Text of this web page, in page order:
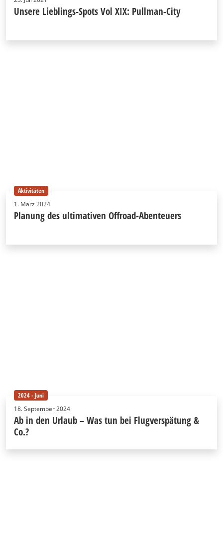
Unsere Lieblings-Spots Vol XIX: Pullman-City
Aktivitäten
1. März 2024
Planung des ultimativen Offroad-Abenteuers
2024 - Juni
18. September 2024
Ab in den Urlaub – Was tun bei Flugverspätung &
Co.?